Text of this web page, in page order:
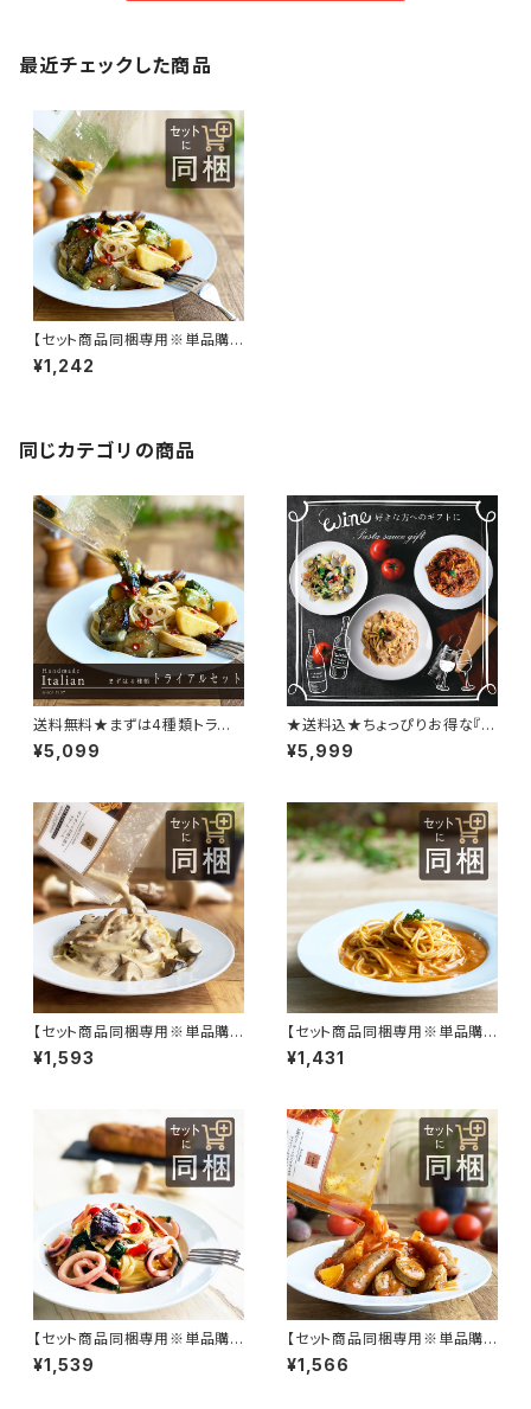
最近チェックした商品
【セット商品同梱専用※単品購
入不可】8種類の野菜が入った
ペペロンチーノソース
¥1,242
同じカテゴリの商品
送料無料★まずは4種類トライ
アルセット【当ショップ初めてご
購入のお客様1回限り】★リピー
¥5,099
★送料込★ちょっぴりお得な『ワ
イン好きな方へのパスタソース3
種セット』ギフトにも！
¥5,999
【セット商品同梱専用※単品購
入不可】ポルチーニの香り漂う
クリームソース
¥1,593
【セット商品同梱専用※単品購
入不可】オマール海老と渡り蟹
の濃厚クリームソース
¥1,431
【セット商品同梱専用※単品購
入不可】イカと大葉とキノコの和
風ソース
¥1,539
【セット商品同梱専用※単品購
入不可】3種のソーセージとジャ
ガイモのアラビアータ（辛口）
¥1,566